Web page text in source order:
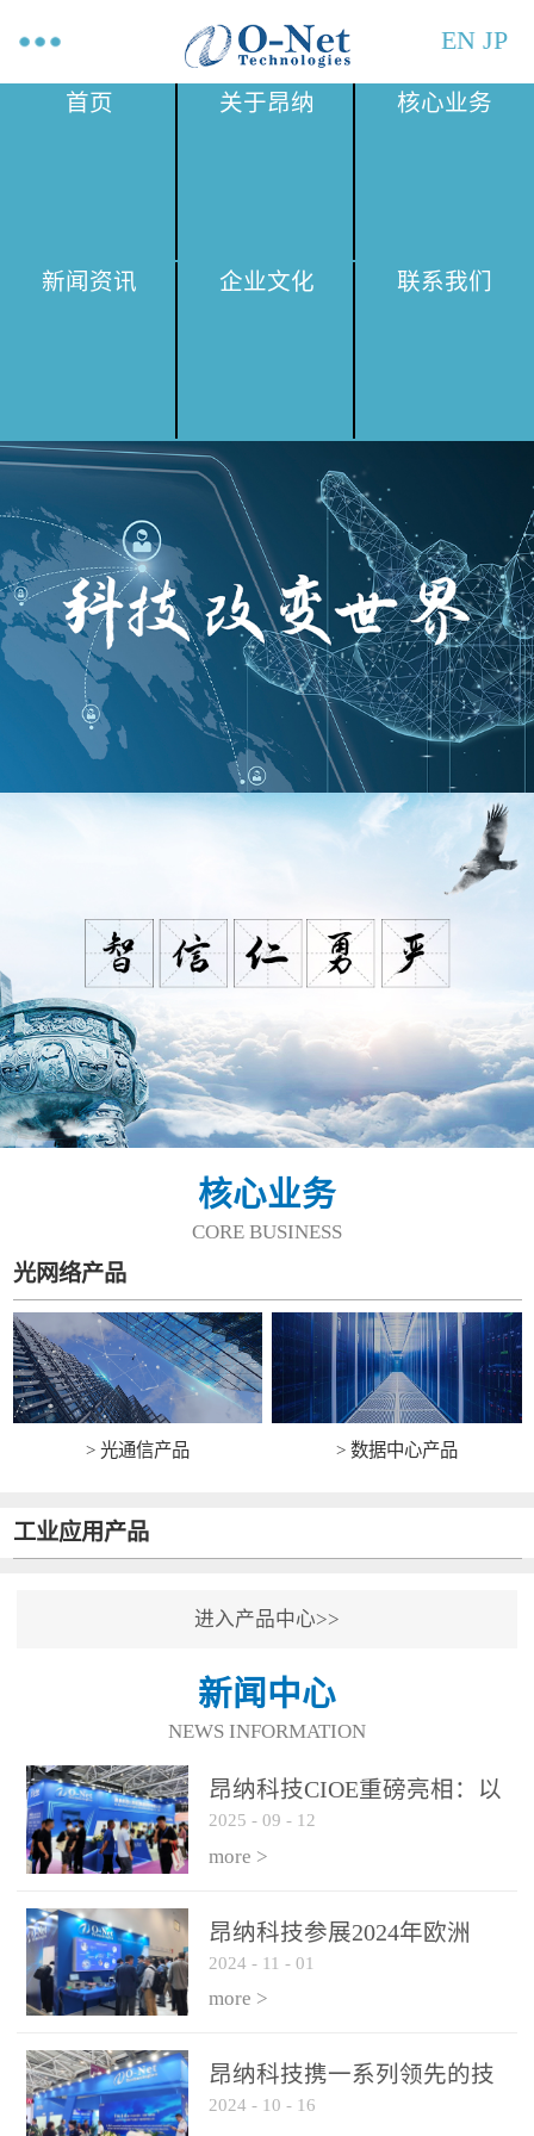
EN JP
首页 关于昂纳 核心业务
新闻资讯 企业文化 联系我们
核心业务
CORE BUSINESS
光网络产品
> 光通信产品 > 数据中心产品
工业应用产品
进入产品中心>>
新闻中心
NEWS INFORMATION
昂纳科技CIOE重磅亮相：以
光通信创新引擎，驱动AI与
算力互联新时代
2025 - 09 - 12
more >
昂纳科技参展2024年欧洲
ECOC展会
2024 - 11 - 01
more >
昂纳科技携一系列领先的技
术平台和优秀产品参展2024
2024 - 10 - 16